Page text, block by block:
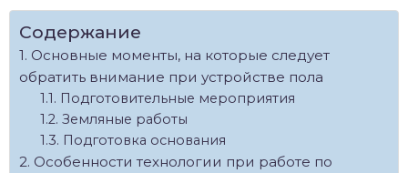
Содержание
Основные моменты, на которые следует
обратить внимание при устройстве пола
Подготовительные мероприятия
Земляные работы
Подготовка основания
Особенности технологии при работе по